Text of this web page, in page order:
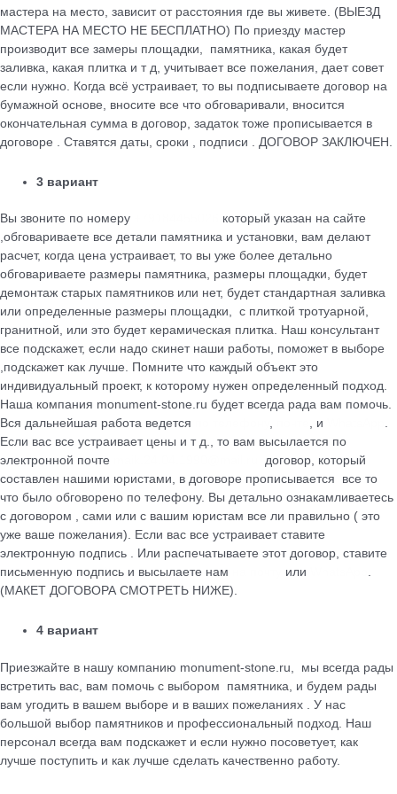
мастера на место, зависит от расстояния где вы живете. (ВЫЕЗД
МАСТЕРА НА МЕСТО НЕ БЕСПЛАТНО) По приезду мастер
производит все замеры площадки, памятника, какая будет
заливка, какая плитка и т д, учитывает все пожелания, дает совет
если нужно. Когда всё устраивает, то вы подписываете договор на
бумажной основе, вносите все что обговаривали, вносится
окончательная сумма в договор, задаток тоже прописывается в
договоре . Ставятся даты, сроки , подписи . ДОГОВОР ЗАКЛЮЧЕН.
3 вариант
Вы звоните по номеру
который указан на сайте
,обговариваете все детали памятника и установки, вам делают
расчет, когда цена устраивает, то вы уже более детально
обговариваете размеры памятника, размеры площадки, будет
демонтаж старых памятников или нет, будет стандартная заливка
или определенные размеры площадки, с плиткой тротуарной,
гранитной, или это будет керамическая плитка. Наш консультант
все подскажет, если надо скинет наши работы, поможет в выборе
,подскажет как лучше. Помните что каждый объект это
индивидуальный проект, к которому нужен определенный подход.
Наша компания monument-stone.ru будет всегда рада вам помочь.
Вся дальнейшая работа ведется
, , и
.
Если вас все устраивает цены и т д., то вам высылается по
электронной почте
договор, который
cоставлен нашими юристами, в договоре прописывается все то
что было обговорено по телефону. Вы детально ознакамливаетесь
с договором , сами или с вашим юристам все ли правильно ( это
уже ваше пожелания). Если вас все устраивает ставите
электронную подпись . Или распечатываете этот договор, ставите
письменную подпись и высылаете нам
или
.
(МАКЕТ ДОГОВОРА СМОТРЕТЬ НИЖЕ).
4 вариант
Приезжайте в нашу компанию monument-stone.ru, мы всегда рады
встретить вас, вам помочь с выбором памятника, и будем рады
вам угодить в вашем выборе и в ваших пожеланиях . У нас
большой выбор памятников и профессиональный подход. Наш
персонал всегда вам подскажет и если нужно посоветует, как
лучше поступить и как лучше сделать качественно работу.